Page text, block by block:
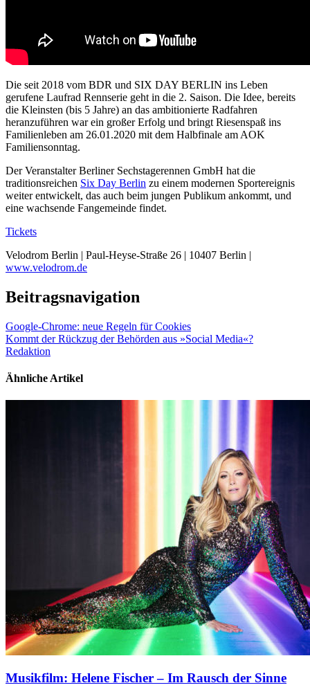
Die seit 2018 vom BDR und SIX DAY BERLIN ins Leben
gerufene Laufrad Rennserie geht in die 2. Saison. Die Idee, bereits
die Kleinsten (bis 5 Jahre) an das ambitionierte Radfahren
heranzuführen war ein großer Erfolg und bringt Riesenspaß ins
Familienleben am 26.01.2020 mit dem Halbfinale am AOK
Familiensonntag.
Der Veranstalter Berliner Sechstagerennen GmbH hat die
traditionsreichen Six Day Berlin zu einem modernen Sportereignis
weiter entwickelt, das auch beim jungen Publikum ankommt, und
eine wachsende Fangemeinde findet.
Tickets
Velodrom Berlin | Paul-Heyse-Straße 26 | 10407 Berlin |
www.velodrom.de
Beitragsnavigation
Google-Chrome: neue Regeln für Cookies
Kommt der Rückzug der Behörden aus »Social Media«?
Redaktion
Ähnliche Artikel
Musikfilm: Helene Fischer – Im Rausch der Sinne